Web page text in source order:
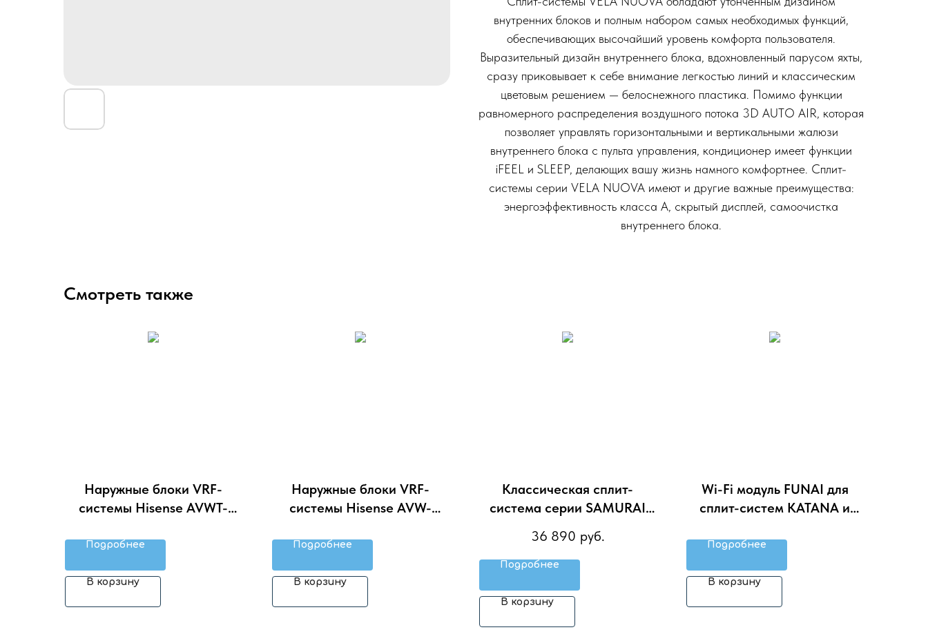
внутренних блоков и полным набором самых необходимых функций,
обеспечивающих высочайший уровень комфорта пользователя.
Выразительный дизайн внутреннего блока, вдохновленный парусом яхты,
сразу приковывает к себе внимание легкостью линий и классическим
цветовым решением — белоснежного пластика. Помимо функции
равномерного распределения воздушного потока 3D AUTO AIR, которая
позволяет управлять горизонтальными и вертикальными жалюзи
внутреннего блока с пульта управления, кондиционер имеет функции
iFEEL и SLEEP, делающих вашу жизнь намного комфортнее. Сплит-
системы серии VELA NUOVA имеют и другие важные преимущества:
энергоэффективность класса А, скрытый дисплей, самоочистка
внутреннего блока.
Смотреть также
Наружные блоки VRF-
системы Hisense AVWT-
Подробнее
В корзину
Наружные блоки VRF-
системы Hisense AVW-
Подробнее
В корзину
Классическая сплит-
система серии SAMURAI
(комплект)
36 890 руб.
Подробнее
В корзину
Wi-Fi модуль FUNAI для
сплит-систем KATANA и
Подробнее
В корзину